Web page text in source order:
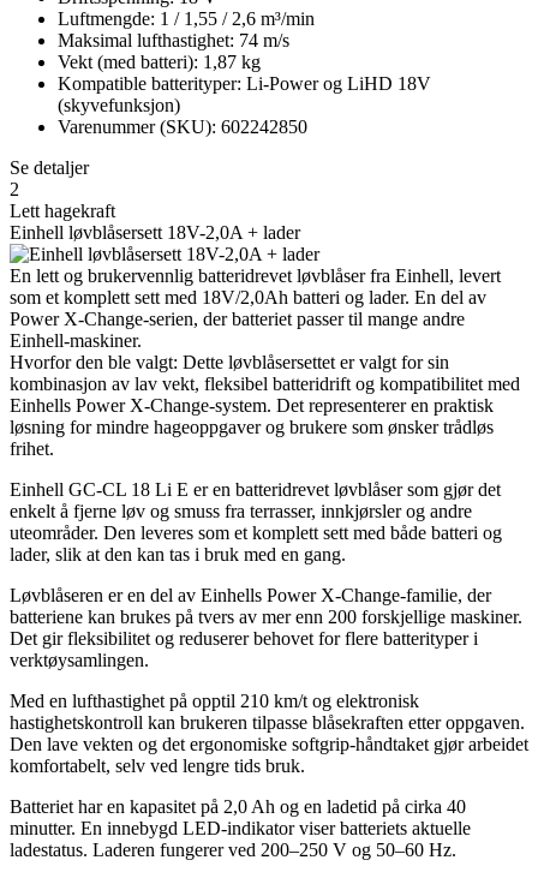
Luftmengde: 1 / 1,55 / 2,6 m³/min
Maksimal lufthastighet: 74 m/s
Vekt (med batteri): 1,87 kg
Kompatible batterityper: Li-Power og LiHD 18V
(skyvefunksjon)
Varenummer (SKU): 602242850
Se detaljer
2
Lett hagekraft
Einhell løvblåsersett 18V-2,0A + lader
En lett og brukervennlig batteridrevet løvblåser fra Einhell, levert
som et komplett sett med 18V/2,0Ah batteri og lader. En del av
Power X-Change-serien, der batteriet passer til mange andre
Einhell-maskiner.
Hvorfor den ble valgt: Dette løvblåsersettet er valgt for sin
kombinasjon av lav vekt, fleksibel batteridrift og kompatibilitet med
Einhells Power X-Change-system. Det representerer en praktisk
løsning for mindre hageoppgaver og brukere som ønsker trådløs
frihet.
Einhell GC-CL 18 Li E er en batteridrevet løvblåser som gjør det
enkelt å fjerne løv og smuss fra terrasser, innkjørsler og andre
uteområder. Den leveres som et komplett sett med både batteri og
lader, slik at den kan tas i bruk med en gang.
Løvblåseren er en del av Einhells Power X-Change-familie, der
batteriene kan brukes på tvers av mer enn 200 forskjellige maskiner.
Det gir fleksibilitet og reduserer behovet for flere batterityper i
verktøysamlingen.
Med en lufthastighet på opptil 210 km/t og elektronisk
hastighetskontroll kan brukeren tilpasse blåsekraften etter oppgaven.
Den lave vekten og det ergonomiske softgrip-håndtaket gjør arbeidet
komfortabelt, selv ved lengre tids bruk.
Batteriet har en kapasitet på 2,0 Ah og en ladetid på cirka 40
minutter. En innebygd LED-indikator viser batteriets aktuelle
ladestatus. Laderen fungerer ved 200–250 V og 50–60 Hz.